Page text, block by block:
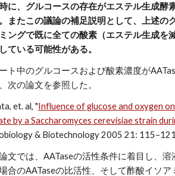
に、グルコースの存在がエステル生成酵
またこの議論の補足説明として、上述の
ングで既に全ての酸素（エステル生成を
ている可能性がある。
ト中のグルコースおよび酸素濃度が
次の論文を参照した。
et. al, "Influence of glucose and oxygen
by a Saccharomyces cerevisiae strain
& Biotechnology 2005 21: 115–121
文では、AATaseの活性条件に着目し、
合のAATaseの比活性、そして酢酸イソ